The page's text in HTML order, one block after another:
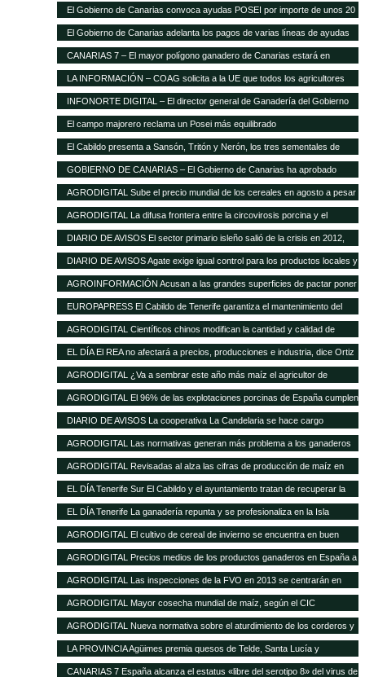
El Gobierno de Canarias convoca ayudas POSEI por importe de unos 20
millones de euros
El Gobierno de Canarias adelanta los pagos de varias líneas de ayudas
del POSEI ganadero
CANARIAS 7 – El mayor polígono ganadero de Canarias estará en
Corralillos
LA INFORMACIÓN – COAG solicita a la UE que todos los agricultores
tengan el mismo porcentaje de financiación en el POSEI
INFONORTE DIGITAL – El director general de Ganadería del Gobierno
de Canarias visita La Aldea
El campo majorero reclama un Posei más equilibrado
El Cabildo presenta a Sansón, Tritón y Nerón, los tres sementales de
cochino negro
GOBIERNO DE CANARIAS – El Gobierno de Canarias ha aprobado
medidas que suponen 20 millones extra en ayudas a la agricultura y
ganadería
AGRODIGITAL Sube el precio mundial de los cereales en agosto a pesar
de las buenas perspectivas de producción
AGRODIGITAL La difusa frontera entre la circovirosis porcina y el
complejo respiratorio porcino
DIARIO DE AVISOS El sector primario isleño salió de la crisis en 2012,
cuando creció el 8%
DIARIO DE AVISOS Agate exige igual control para los productos locales y
los de fuera
AGROINFORMACIÓN Acusan a las grandes superficies de pactar poner
el pollo un 20% más barato como reclamo
EUROPAPRESS El Cabildo de Tenerife garantiza el mantenimiento del
Matadero y prevé una inversión de 500.000 euros en tres años
AGRODIGITAL Científicos chinos modifican la cantidad y calidad de
almidón del maíz
EL DÍA El REA no afectará a precios, producciones e industria, dice Ortiz
AGRODIGITAL ¿Va a sembrar este año más maíz el agricultor de
EEUU?
AGRODIGITAL El 96% de las explotaciones porcinas de España cumplen
la normativa de bienestar
DIARIO DE AVISOS La cooperativa La Candelaria se hace cargo
provisionalmente de Teisol
AGRODIGITAL Las normativas generan más problema a los ganaderos
que los precios de los cereales según la FNSEA
AGRODIGITAL Revisadas al alza las cifras de producción de maíz en
Argentina
EL DÍA Tenerife Sur El Cabildo y el ayuntamiento tratan de recuperar la
quesería
EL DÍA Tenerife La ganadería repunta y se profesionaliza en la Isla
AGRODIGITAL El cultivo de cereal de invierno se encuentra en buen
estado a pesar de las menores precipitaciones caídas
AGRODIGITAL Precios medios de los productos ganaderos en España a
16 de enero de 2013
AGRODIGITAL Las inspecciones de la FVO en 2013 se centrarán en
seguridad alimentaria y bienestar en el transporte
AGRODIGITAL Mayor cosecha mundial de maíz, según el CIC
AGRODIGITAL Nueva normativa sobre el aturdimiento de los corderos y
cabritos
LA PROVINCIA Agüimes premia quesos de Telde, Santa Lucía y
Valsequillo en la cata insular
CANARIAS 7 España alcanza el estatus «libre del serotipo 8» del virus de